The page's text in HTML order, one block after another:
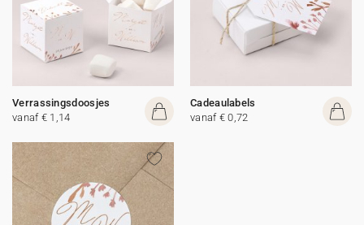
Verrassingsdoosjes
vanaf € 1,14
Cadeaulabels
vanaf € 0,72